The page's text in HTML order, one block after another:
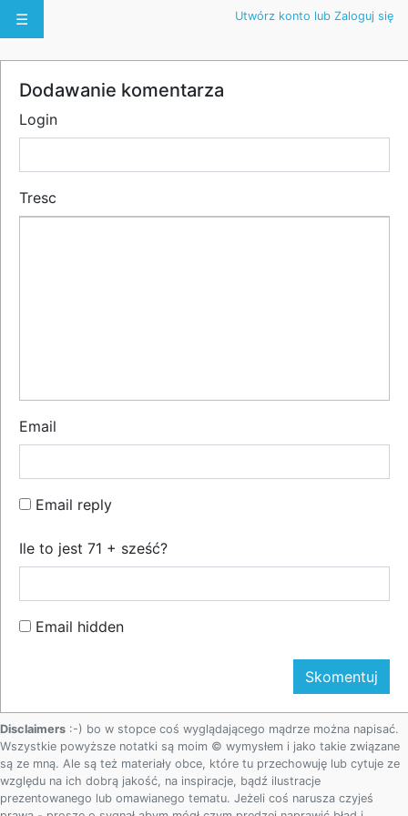
☰ Utwórz konto lub Zaloguj się
Dodawanie komentarza
Login
Tresc
Email
Email reply
Ile to jest 71 + sześć?
Email hidden
Disclaimers :-) bo w stopce coś wyglądającego mądrze można napisać.
Wszystkie powyższe notatki są moim © wymysłem i jako takie związane
są ze mną. Ale są też materiały obce, które tu przechowuję lub cytuje ze
względu na ich dobrą jakość, na inspiracje, bądź ilustracje
prezentowanego lub omawianego tematu. Jeżeli coś narusza czyjeś